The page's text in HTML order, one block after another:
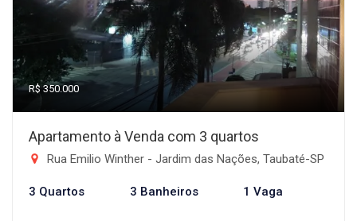
R$ 350.000
Apartamento à Venda com 3 quartos
Rua Emilio Winther - Jardim das Nações, Taubaté-SP
3 Quartos 3 Banheiros 1 Vaga